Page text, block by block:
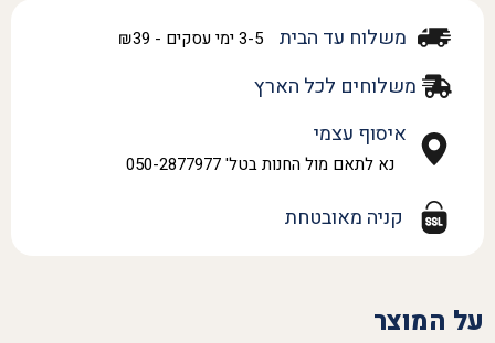
משלוח עד הבית 3-5 ימי עסקים - ₪39
משלוחים לכל הארץ
איסוף עצמי
נא לתאם מול החנות בטל' 050-2877977
קניה מאובטחת
על המוצר